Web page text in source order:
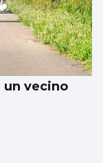
un vecino